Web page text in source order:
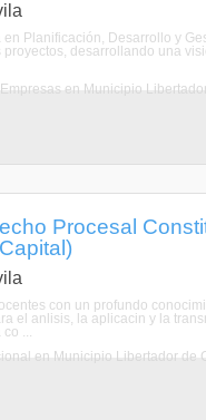
Planificación, Desarrollo y
desarrollando una
en Municipio
Procesal
con un profundo
el anlisis, la aplicacin y la
...
en Municipio Libertador de